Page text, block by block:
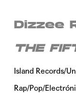
Dizzee
THE
Island Records/
Rap/Pop/